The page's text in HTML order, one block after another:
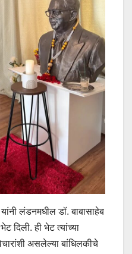
लंडनमधील डॉ. बाबासाहेब
दिली. ही भेट त्यांच्या
असलेल्या बांधिलकीचे